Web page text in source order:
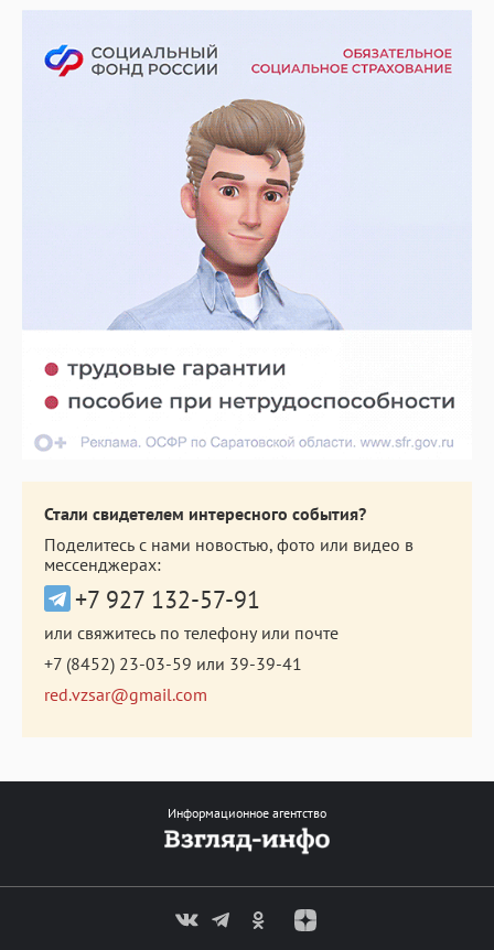
Стали свидетелем интересного события?
Поделитесь с нами новостью, фото или видео в
мессенджерах:
+7 927 132-57-91
или свяжитесь по телефону или почте
+7 (8452) 23-03-59 или 39-39-41
red.vzsar@gmail.com
Информационное агентство